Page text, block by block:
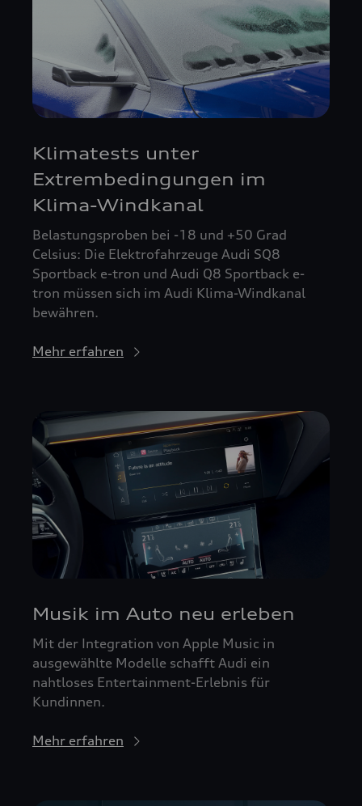
Klimatests unter
Extrembedingungen im
Klima-Windkanal
Belastungsproben bei -18 und +50 Grad
Celsius: Die Elektrofahrzeuge Audi SQ8
Sportback e-tron und Audi Q8 Sportback e-
tron müssen sich im Audi Klima-Windkanal
bewähren.
Mehr erfahren
Musik im Auto neu erleben
Mit der Integration von Apple Music in
ausgewählte Modelle schafft Audi ein
nahtloses Entertainment-Erlebnis für
Kundinnen.
Mehr erfahren